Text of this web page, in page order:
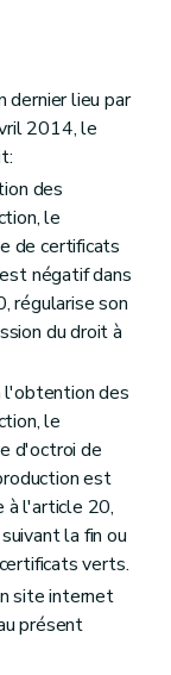
dernier lieu par
2014, le
des
le
de certificats
négatif dans
régularise son
du droit à
l'obtention des
le
d'octroi de
est
à l'article 20,
la fin ou
verts.
site internet
présent